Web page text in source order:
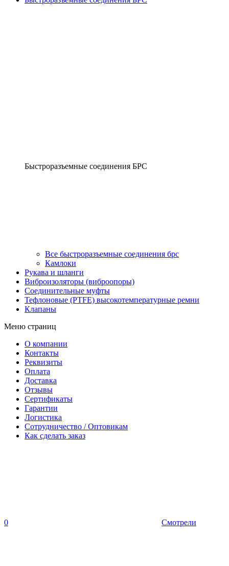
Быстроразъемные соединения БРС
Все быстроразъемные соединения брс
Камлоки
Рукава и шланги
Виброизоляторы (виброопоры)
Соединительные муфты
Тефлоновые (PTFE) высокотемпературные ремни
Клапаны
Меню страниц
О компании
Контакты
Реквизиты
Оплата
Доставка
Отзывы
Сертификаты
Гарантии
Логистика
Сотрудничество / Оптовикам
Как сделать заказ
0 Смотрели